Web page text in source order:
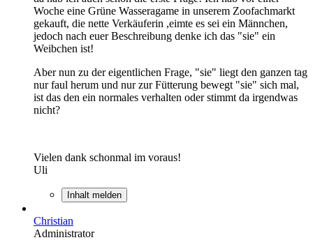
Woche eine Grüne Wasseragame in unserem Zoofachmarkt
gekauft, die nette Verkäuferin ,eimte es sei ein Männchen,
jedoch nach euer Beschreibung denke ich das "sie" ein
Weibchen ist!
Aber nun zu der eigentlichen Frage, "sie" liegt den ganzen tag
nur faul herum und nur zur Fütterung bewegt "sie" sich mal,
ist das den ein normales verhalten oder stimmt da irgendwas
nicht?
Vielen dank schonmal im voraus!
Uli
Inhalt melden
Christian
Administrator